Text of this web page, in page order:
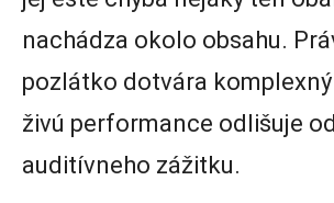
nachádza okolo obsahu.
pozlátko dotvára
živú performance odlišuje
auditívneho zážitku.